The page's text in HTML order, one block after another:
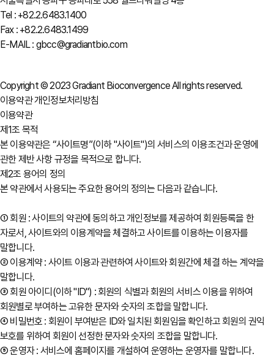
Tel : +82.2.6483.1400
Fax : +82.2.6483.1499
E-MAIL : gbcc@gradiantbio.com
Copyright © 2023 Gradiant Bioconvergence All rights reserved.
이용약관개인정보처리방침
이용약관
제1조 목적
본 이용약관은 “사이트명”(이하 "사이트")의 서비스의 이용조건과 운영에
관한 제반 사항 규정을 목적으로 합니다.
제2조 용어의 정의
본 약관에서 사용되는 주요한 용어의 정의는 다음과 같습니다.
① 회원 : 사이트의 약관에 동의하고 개인정보를 제공하여 회원등록을 한
자로서, 사이트와의 이용계약을 체결하고 사이트를 이용하는 이용자를
말합니다.
② 이용계약 : 사이트 이용과 관련하여 사이트와 회원간에 체결 하는 계약을
말합니다.
③ 회원 아이디(이하 "ID") : 회원의 식별과 회원의 서비스 이용을 위하여
회원별로 부여하는 고유한 문자와 숫자의 조합을 말합니다.
④ 비밀번호 : 회원이 부여받은 ID와 일치된 회원임을 확인하고 회원의 권익
보호를 위하여 회원이 선정한 문자와 숫자의 조합을 말합니다.
⑤ 운영자 : 서비스에 홈페이지를 개설하여 운영하는 운영자를 말합니다.